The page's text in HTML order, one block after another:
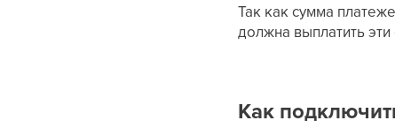
Так как сумма
должна выплатить
Как